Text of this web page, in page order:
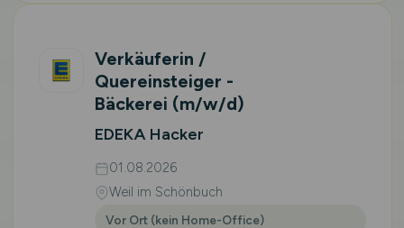
Verkäuferin /
Quereinsteiger -
Bäckerei (m/w/d)
EDEKA Hacker
01.08.2026
Weil im Schönbuch
Vor Ort (kein Home-Office)